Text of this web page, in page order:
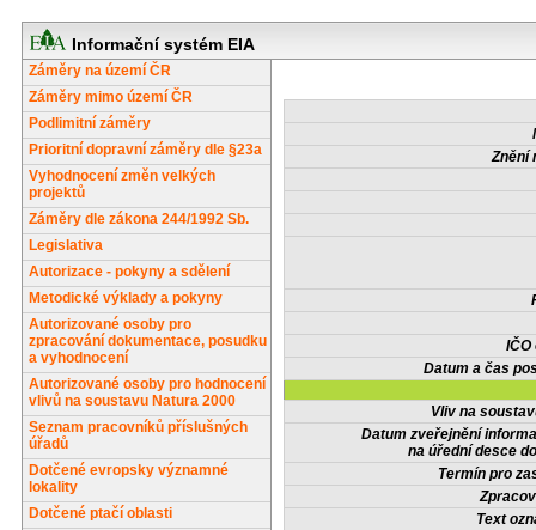
Informační systém EIA
Záměry na území ČR
Záměry mimo území ČR
Podlimitní záměry
Prioritní dopravní záměry dle §23a
Vyhodnocení změn velkých
projektů
Záměry dle zákona 244/1992 Sb.
Legislativa
Autorizace - pokyny a sdělení
Metodické výklady a pokyny
Autorizované osoby pro
zpracování dokumentace, posudku
a vyhodnocení
Autorizované osoby pro hodnocení
vlivů na soustavu Natura 2000
Seznam pracovníků příslušných
úřadů
Dotčené evropsky významné
lokality
Dotčené ptačí oblasti
Znění
IČO
Datum a čas
Vliv na
Datum zveřejnění
na úřední desce
Termín pro
Text